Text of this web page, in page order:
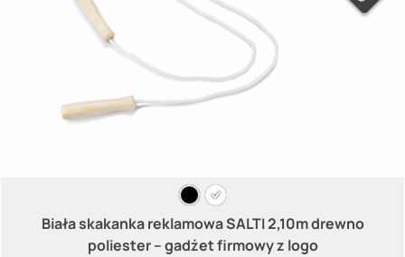
Biała skakanka reklamowa SALTI 2,10m drewno
poliester – gadżet firmowy z logo